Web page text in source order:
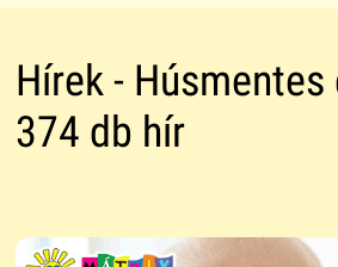
Hírek - Húsmentes
374 db hír